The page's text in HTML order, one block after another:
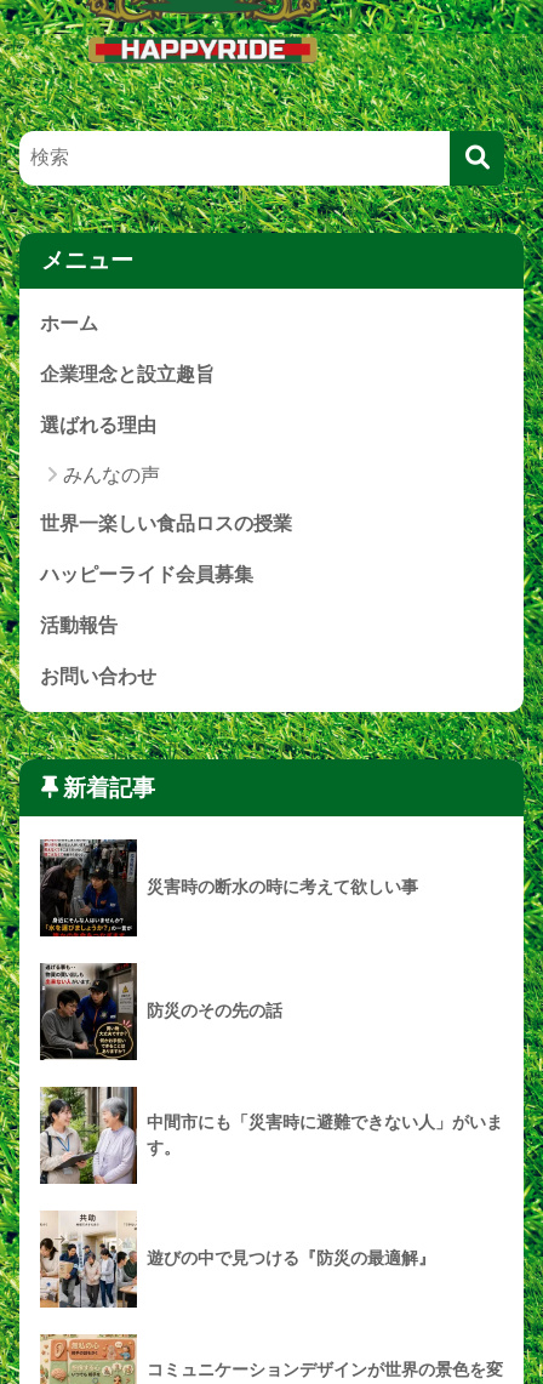
メニュー
ホーム
企業理念と設立趣旨
選ばれる理由
みんなの声
世界一楽しい食品ロスの授業
ハッピーライド会員募集
活動報告
お問い合わせ
新着記事
災害時の断水の時に考えて欲しい事
防災のその先の話
中間市にも「災害時に避難できない人」がいま
す。
遊びの中で見つける『防災の最適解』
コミュニケーションデザインが世界の景色を変